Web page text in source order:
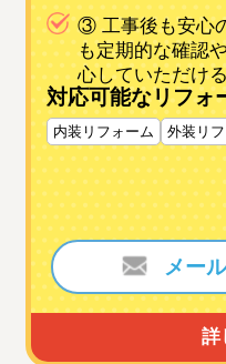
③ 工事後も安心
も定期的な確認
心していただけ
対応可能なリフォ
内装リフォーム 外装リ
詳
メー